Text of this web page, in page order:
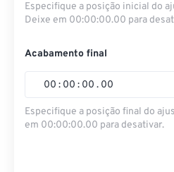
Especifique a posição inicial do
Deixe em 00:00:00.00 para
Acabamento final
00 : 00 : 00 . 00
Especifique a posição final do
em 00:00:00.00 para desativar.